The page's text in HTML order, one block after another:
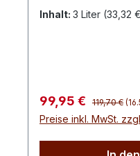
Intensität, die
dennoch die
der
Dieses stellt
Inhalt: 3 Liter (33,32
Verkaufspreis:
99,95 € Regulärer
119,70 €
Preise inkl. MwSt.